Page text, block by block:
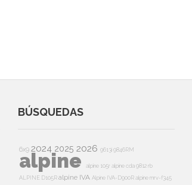
BÚSQUEDAS
6x9 2024 2025 2026 9613i9846RM
alpine alpine 105r alpine cda 9812 rb
ALPINE D105Ralpine IVA Alpine IVA-D900Ralpine mrv-f345